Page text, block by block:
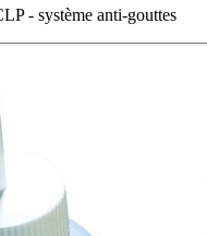
- système anti-gouttes